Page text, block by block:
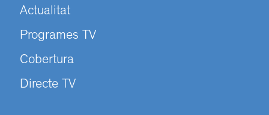
Actualitat
Programes TV
Cobertura
Directe TV